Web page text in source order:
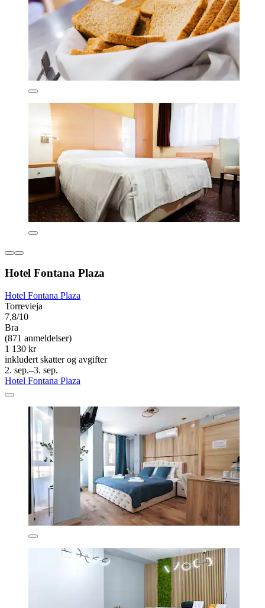
Hotel Fontana Plaza
Hotel Fontana Plaza
Torrevieja
7,8/10
Bra
(871 anmeldelser)
1 130 kr
inkludert skatter og avgifter
2. sep.–3. sep.
Hotel Fontana Plaza